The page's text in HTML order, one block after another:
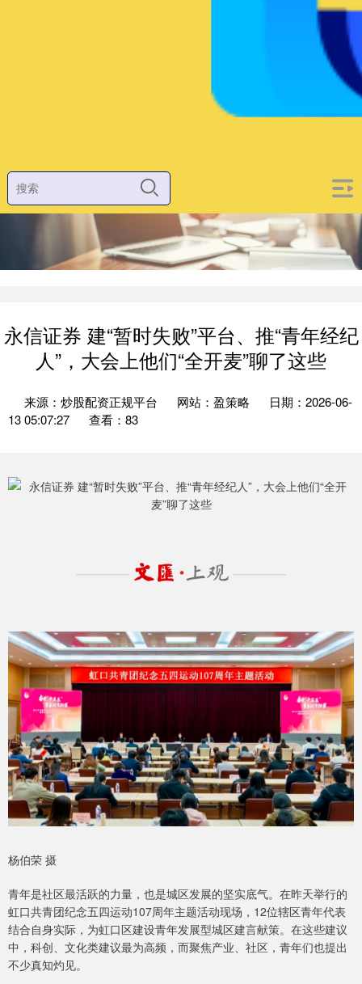
永信证券 建“暂时失败”平台、推“青年经纪
人”，大会上他们“全开麦”聊了这些
来源：炒股配资正规平台 网站：盈策略
日期：2026-06-
13 05:07:27
查看：83
杨伯荣 摄
青年是社区最活跃的力量，也是城区发展的坚实底气。在昨天举行的
虹口共青团纪念五四运动107周年主题活动现场，12位辖区青年代表
结合自身实际，为虹口区建设青年发展型城区建言献策。在这些建议
中，科创、文化类建议最为高频，而聚焦产业、社区，青年们也提出
不少真知灼见。